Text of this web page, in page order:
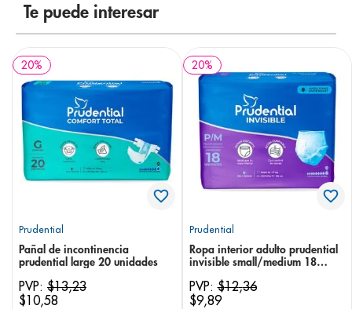
Te puede interesar
20%
Prudential
Pañal de incontinencia
prudential large 20 unidades
PVP: $13,23
$10,58
20%
Prudential
Ropa interior adulto prudential
invisible small/medium 18
PVP:$12,36
$9,89